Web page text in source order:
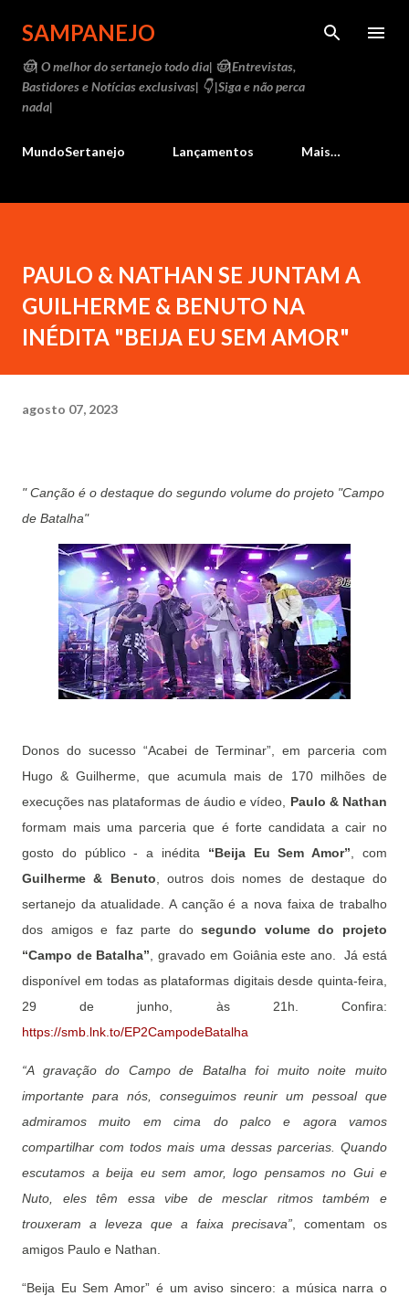
Pular para o conteúdo principal
SAMPANEJO
🤠| O melhor do sertanejo todo dia| 🤠|Entrevistas,
Bastidores e Notícias exclusivas| 👇 |Siga e não perca
nada|
MundoSertanejo Lançamentos Mais…
PAULO & NATHAN SE JUNTAM A
GUILHERME & BENUTO NA
INÉDITA "BEIJA EU SEM AMOR"
agosto 07, 2023
" Canção é o destaque do segundo volume do projeto "Campo
de Batalha"
Donos do sucesso “Acabei de Terminar”, em parceria com
Hugo & Guilherme, que acumula mais de 170 milhões de
execuções nas plataformas de áudio e vídeo,
Paulo & Nathan
formam mais uma parceria que é forte candidata a cair no
gosto do público - a inédita “Beija Eu Sem Amor” , com
Guilherme & Benuto , outros dois nomes de destaque do
sertanejo da atualidade. A canção é a nova faixa de trabalho
dos amigos e faz parte dosegundo volume do projeto
“Campo de Batalha” , gravado em Goiânia este ano. Já está
disponível em todas as plataformas digitais desde quinta-feira,
29 de junho, às 21h. Confira:
https://smb.lnk.to/EP2CampodeBatalha
“A gravação do Campo de Batalha foi muito noite muito
importante para nós, conseguimos reunir um pessoal que
admiramos muito em cima do palco e agora vamos
compartilhar com todos mais uma dessas parcerias. Quando
escutamos a beija eu sem amor, logo pensamos no Gui e
Nuto, eles têm essa vibe de mesclar ritmos também e
trouxeram a leveza que a faixa precisava” , comentam os
amigos Paulo e Nathan.
“Beija Eu Sem Amor” é um aviso sincero: a música narra o